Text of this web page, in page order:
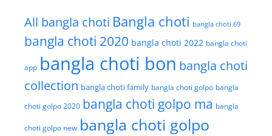
All bangla choti Bangla choti bangla choti 69
bangla choti 2020 bangla choti 2022 bangla choti
app bangla choti bon bangla choti
collection bangla choti family bangla choti golpo bangla
choti golpo 2020 bangla choti golpo ma bangla
choti golpo new bangla choti golpo